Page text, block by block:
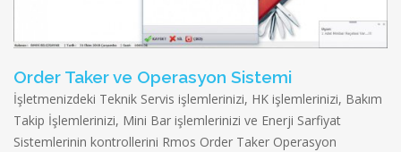
Order Taker ve Operasyon Sistemi
İşletmenizdeki Teknik Servis işlemlerinizi, HK işlemlerinizi, Bakım
Takip İşlemlerinizi, Mini Bar işlemlerinizi ve Enerji Sarfiyat
Sistemlerinin kontrollerini Rmos Order Taker Operasyon